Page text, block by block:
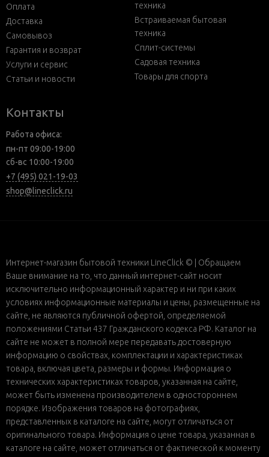
Оплата
Доставка
Самовывоз
Гарантия и возврат
Услуги и сервис
Статьи и новости
техника
Встраиваемая бытовая
техника
Сплит-системы
Садовая техника
Товары для спорта
Контакты
Работа офиса:
пн-пт 09:00-19:00
сб-вс 10:00-19:00
+7 (495) 021-19-03
shop@lineclick.ru
Интернет-магазин бытовой техники LineClick © | Обращаем
Ваше внимание на то, что данный интернет-сайт носит
исключительно информационный характер и ни при каких
условиях информационные материалы и цены, размещенные на
сайте, не являются публичной офертой, определяемой
положениями Статьи 437 Гражданского кодекса РФ. Каталог на
сайте не может в полной мере передавать достоверную
информацию о свойствах, комплектации и характеристиках
товара, включая цвета, размеры и формы. Информация о
технических характеристиках товаров, указанная на сайте,
может быть изменена производителем в одностороннем
порядке. Изображения товаров на фотографиях,
представленных в каталоге на сайте, могут отличаться от
оригинального товара. Информация о цене товара, указанная в
каталоге на сайте, может отличаться от фактической к моменту